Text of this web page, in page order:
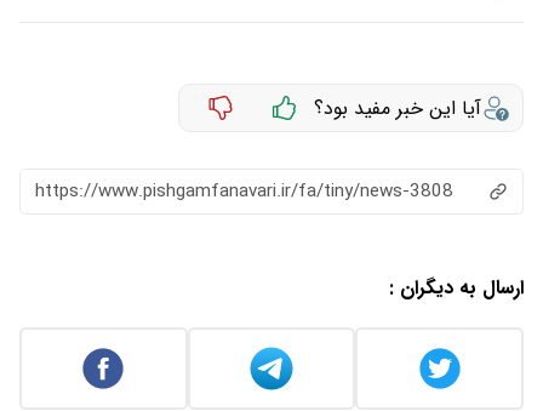
آیا این خبر مفید بود؟
https://www.pishgamfanavari.ir/fa/tiny/news-3808
ارسال به دیگران :